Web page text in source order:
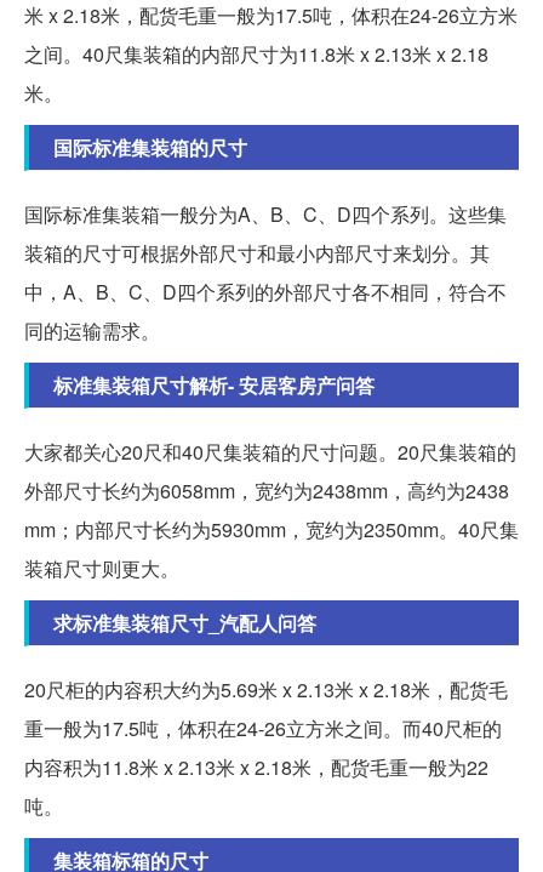
米 x 2.18米，配货毛重一般为17.5吨，体积在24-26立方米
之间。40尺集装箱的内部尺寸为11.8米 x 2.13米 x 2.18
米。
国际标准集装箱的尺寸
国际标准集装箱一般分为A、B、C、D四个系列。这些集
装箱的尺寸可根据外部尺寸和最小内部尺寸来划分。其
中，A、B、C、D四个系列的外部尺寸各不相同，符合不
同的运输需求。
标准集装箱尺寸解析- 安居客房产问答
大家都关心20尺和40尺集装箱的尺寸问题。20尺集装箱的
外部尺寸长约为6058mm，宽约为2438mm，高约为2438
mm；内部尺寸长约为5930mm，宽约为2350mm。40尺集
装箱尺寸则更大。
求标准集装箱尺寸_汽配人问答
20尺柜的内容积大约为5.69米 x 2.13米 x 2.18米，配货毛
重一般为17.5吨，体积在24-26立方米之间。而40尺柜的
内容积为11.8米 x 2.13米 x 2.18米，配货毛重一般为22
吨。
集装箱标箱的尺寸